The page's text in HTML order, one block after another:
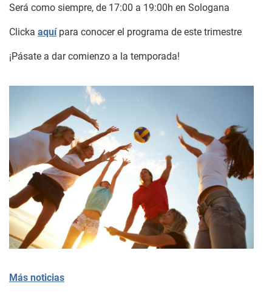
Será como siempre, de 17:00 a 19:00h en Sologana
Clicka aquípara conocer el programa de este trimestre
¡Pásate a dar comienzo a la temporada!
Más noticias